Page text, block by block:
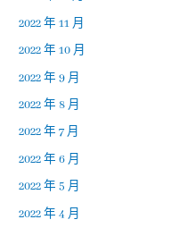
2022 年 11 月
2022 年 10 月
2022 年 9 月
2022 年 8 月
2022 年 7 月
2022 年 6 月
2022 年 5 月
2022 年 4 月